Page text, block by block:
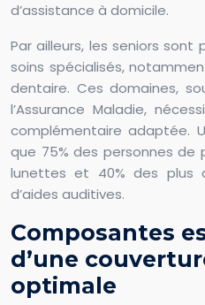
d’assistance à domicile.
Par ailleurs, les seniors sont
soins spécialisés,
dentaire. Ces domaines,
l’Assurance Maladie,
complémentaire adaptée.
que 75% des personnes
lunettes et 40% des plus
d’aides auditives.
Composantes
d’une
optimale